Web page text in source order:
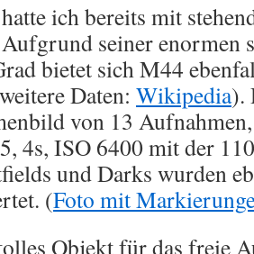
hatte ich bereits mit
seiner enormen
bietet sich M44
Daten: Wikipedia).
von 13
4s, ISO 6400 mit der
und Darks wurden
(Foto mit
Objekt für das freie